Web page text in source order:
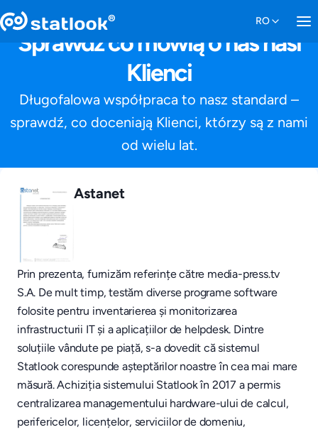
Sprawdź co mówią o nas nasi
Klienci
Długofalowa współpraca to nasz standard –
sprawdź, co doceniają Klienci, którzy są z nami
od wielu lat.
Astanet
Prin prezenta, furnizăm referințe către media-press.tv
S.A. De mult timp, testăm diverse programe software
folosite pentru inventarierea și monitorizarea
infrastructurii IT și a aplicațiilor de helpdesk. Dintre
soluțiile vândute pe piață, s-a dovedit că sistemul
Statlook corespunde așteptărilor noastre în cea mai mare
măsură. Achiziția sistemului Statlook în 2017 a permis
centralizarea managementului hardware-ului de calcul,
perifericelor, licențelor, serviciilor de domeniu,